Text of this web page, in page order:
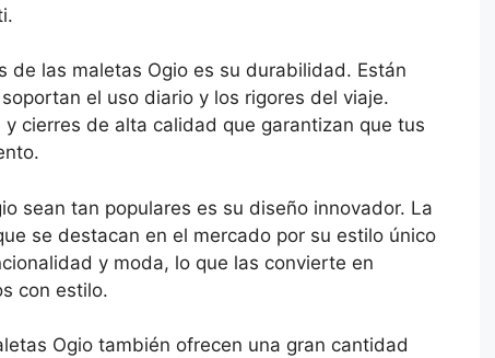
las maletas Ogio es su durabilidad. Están
el uso diario y los rigores del viaje.
cierres de alta calidad que garantizan que tus
sean tan populares es su diseño innovador. La
se destacan en el mercado por su estilo único
y moda, lo que las convierte en
con estilo.
Ogio también ofrecen una gran cantidad